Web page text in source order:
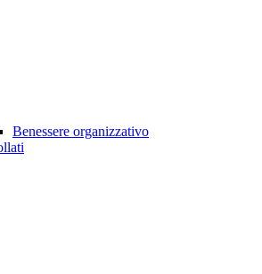
Benessere organizzativo